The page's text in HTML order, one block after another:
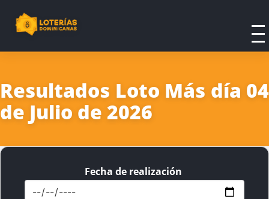
Resultados Loto Más día 04
de Julio de 2026
Fecha de realización